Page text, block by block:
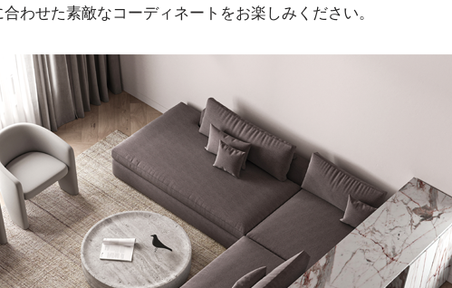
わせた素敵なコーディネートをお楽しみください。